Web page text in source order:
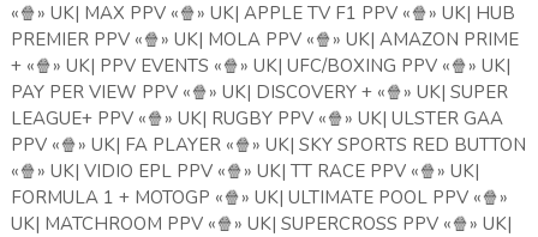
«🍿» UK| MAX PPV «🍿» UK| APPLE TV F1 PPV «🍿» UK| HUB
PREMIER PPV «🍿» UK| MOLA PPV «🍿» UK| AMAZON PRIME
+ «🍿» UK| PPV EVENTS «🍿» UK| UFC/BOXING PPV «🍿» UK|
PAY PER VIEW PPV «🍿» UK| DISCOVERY + «🍿» UK| SUPER
LEAGUE+ PPV «🍿» UK| RUGBY PPV «🍿» UK| ULSTER GAA
PPV «🍿» UK| FA PLAYER «🍿» UK| SKY SPORTS RED BUTTON
«🍿» UK| VIDIO EPL PPV «🍿» UK| TT RACE PPV «🍿» UK|
FORMULA 1 + MOTOGP «🍿» UK| ULTIMATE POOL PPV «🍿»
UK| MATCHROOM PPV «🍿» UK| SUPERCROSS PPV «🍿» UK|